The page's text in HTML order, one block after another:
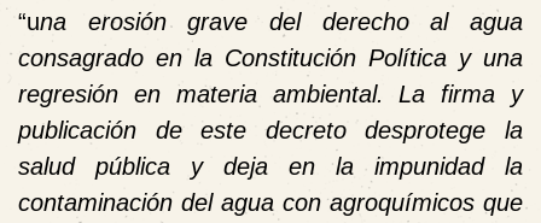
“una erosión grave del derecho al agua
consagrado en la Constitución Política y una
regresión en materia ambiental. La firma y
publicación de este decreto desprotege la
salud pública y deja en la impunidad la
contaminación del agua con agroquímicos que